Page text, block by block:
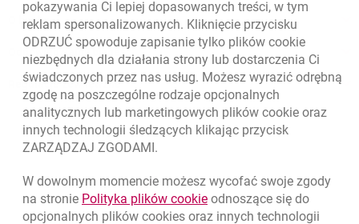
O banku
Odpowiedzialny biznes
Regulacje zewnętrzne
pokazywania Ci lepiej dopasowanych treści, w tym
reklam spersonalizowanych. Kliknięcie przycisku
ODRZUĆ spowoduje zapisanie tylko plików cookie
niezbędnych dla działania strony lub dostarczenia Ci
świadczonych przez nas usług. Możesz wyrazić odrębną
zgodę na poszczególne rodzaje opcjonalnych
analitycznych lub marketingowych plików cookie oraz
innych technologii śledzących klikając przycisk
ZARZĄDZAJ ZGODAMI.
W dowolnym momencie możesz wycofać swoje zgody
na stronie Polityka plików cookielink otwiera się w nowym
odnoszące się do
opcjonalnych plików cookies oraz innych technologii